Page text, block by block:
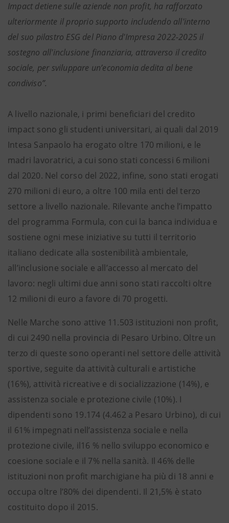
Impact detiene sulle aziende non profit, ha rafforzato
ulteriormente il proprio supporto includendo all'interno
del suo pilastro ESG del Piano d'Impresa 2022-2025 il
sostegno all'inclusione finanziaria, attraverso il credito
sociale, per sviluppare un’economia dedita al bene
condiviso”.
A livello nazionale, i primi beneficiari del credito
impact sono gli studenti universitari, ai quali dal 2019
Intesa Sanpaolo ha erogato oltre 170 milioni, e le
madri lavoratrici, a cui sono stati concessi 6 milioni
dal 2020. Nel corso del 2022, infine, sono stati erogati
270 milioni di euro, a oltre 100 mila enti del terzo
settore a livello nazionale. Rilevante anche l’impatto
del programma Formula, con cui la banca individua e
sostiene ogni mese iniziative su tutti il territorio
italiano dedicate alla sostenibilità ambientale,
all’inclusione sociale e all’accesso al mercato del
lavoro: negli ultimi due anni sono stati raccolti oltre
12 milioni di euro a favore di 70 progetti.
Nelle Marche sono attive 11.503 istituzioni non profit,
di cui 2490 nella provincia di Pesaro Urbino. Oltre un
terzo di queste sono operanti nel settore delle attività
sportive, seguite da attività culturali e artistiche
(16%), attività ricreative e di socializzazione (14%), e
assistenza sociale e protezione civile (10%). I
dipendenti sono 19.174 (4.462 a Pesaro Urbino), di cui
il 61% impegnati nell’assistenza sociale e nella
protezione civile, il16 % nello sviluppo economico e
coesione sociale e il 7% nella sanità. Il 46% delle
istituzioni non profit marchigiane ha più di 18 anni e
occupa oltre l’80% dei dipendenti. Il 21,5% è stato
costituito dopo il 2015.